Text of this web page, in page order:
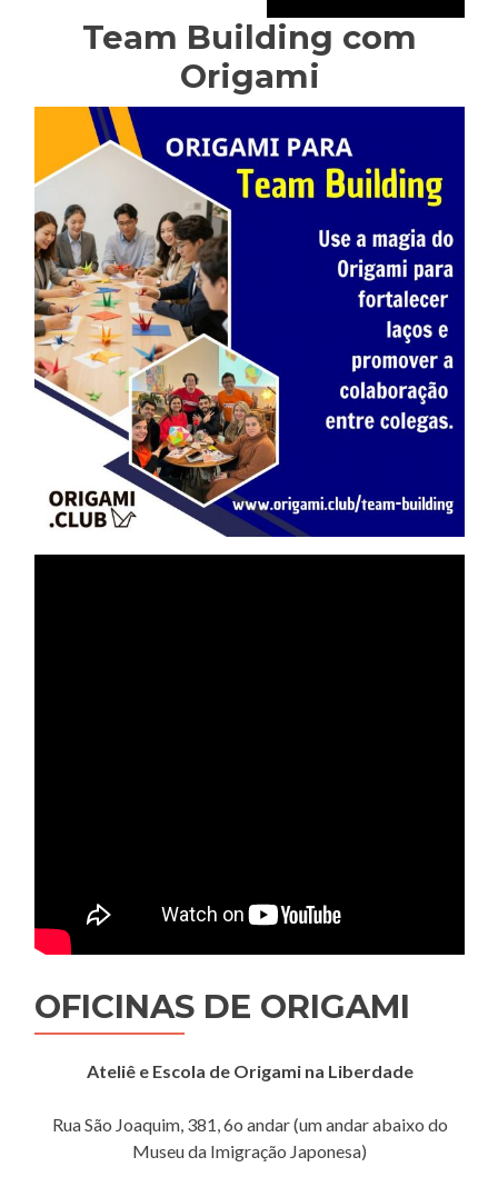
Team Building com
Origami
OFICINAS DE ORIGAMI
Ateliê e Escola de Origami na Liberdade
Rua São Joaquim, 381, 6o andar (um andar abaixo do
Museu da Imigração Japonesa)